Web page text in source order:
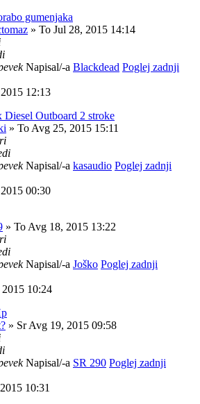
gumenjaka
» To Jul 28, 2015 14:14
Napisal/-a Blackdead Poglej zadnji
12:13
Outboard 2 stroke
» To Avg 25, 2015 15:11
Napisal/-a kasaudio Poglej zadnji
00:30
» To Avg 18, 2015 13:22
Napisal/-a Joško Poglej zadnji
10:24
» Sr Avg 19, 2015 09:58
Napisal/-a SR 290 Poglej zadnji
10:31